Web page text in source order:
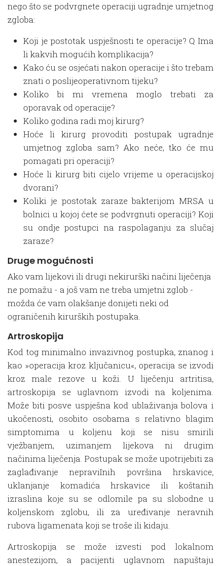
nego što se podvrgnete operaciji ugradnje umjetnog
zgloba:
Koji je postotak uspješnosti te operacije? Q Ima
li kakvih mogućih komplikacija?
Kako ću se osjećati nakon operacije i što trebam
znati o poslijeoperativnom tijeku?
Koliko bi mi vremena moglo trebati za
oporavak od operacije?
Koliko godina radi moj kirurg?
Hoće li kirurg provoditi postupak ugradnje
umjetnog zgloba sam? Ako neće, tko će mu
pomagati pri operaciji?
Hoće li kirurg biti cijelo vrijeme u operacijskoj
dvorani?
Koliki je postotak zaraze bakterijom MRSA u
bolnici u kojoj ćete se podvrgnuti operaciji? Koji
su ondje postupci na raspolaganju za slučaj
zaraze?
Druge mogućnosti
Ako vam lijekovi ili drugi nekirurški načini liječenja
ne pomažu - a još vam ne treba umjetni zglob -
možda će vam olakšanje donijeti neki od
ograničenih kirurških postupaka.
Artroskopija
Kod tog minimalno invazivnog postupka, znanog i
kao »operacija kroz ključanicu«, operacija se izvodi
kroz male rezove u koži. U liječenju artritisa,
artroskopija se uglavnom izvodi na koljenima.
Može biti posve uspješna kod ublaživanja bolova i
ukočenosti, osobito osobama s relativno blagim
simptomima u koljenu koji se nisu smirili
vježbanjem, uzimanjem lijekova ni drugim
načinima liječenja. Postupak se može upotrijebiti za
zaglađivanje nepraviInih površina hrskavice,
uklanjanje komadića hrskavice ili koštanih
izraslina koje su se odlomile pa su slobodne u
koljenskom zglobu, ili za uređivanje neravnih
rubova ligamenata koji se troše ili kidaju.
Artroskopija se može izvesti pod lokalnom
anestezijom, a pacijenti uglavnom napuštaju